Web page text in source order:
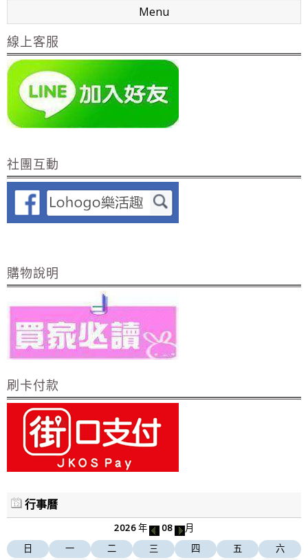
Menu
線上客服
社團互動
購物說明
刷卡付款
行事曆
2026年 08
月
日
一 二 三 四 五
六